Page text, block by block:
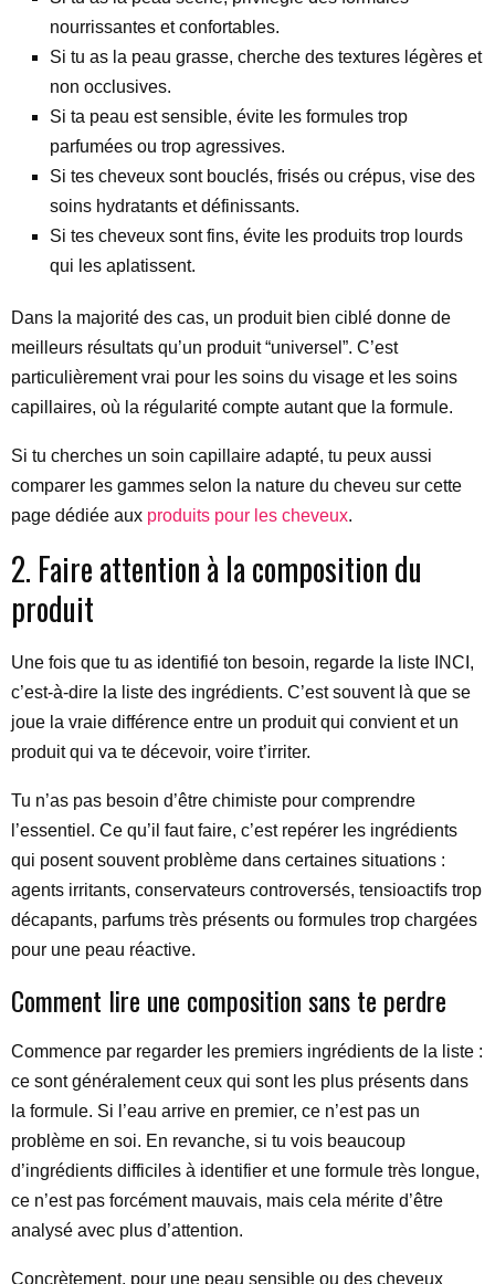
nourrissantes et confortables.
Si tu as la peau grasse, cherche des textures légères et
non occlusives.
Si ta peau est sensible, évite les formules trop
parfumées ou trop agressives.
Si tes cheveux sont bouclés, frisés ou crépus, vise des
soins hydratants et définissants.
Si tes cheveux sont fins, évite les produits trop lourds
qui les aplatissent.
Dans la majorité des cas, un produit bien ciblé donne de
meilleurs résultats qu’un produit “universel”. C’est
particulièrement vrai pour les soins du visage et les soins
capillaires, où la régularité compte autant que la formule.
Si tu cherches un soin capillaire adapté, tu peux aussi
comparer les gammes selon la nature du cheveu sur cette
page dédiée aux produits pour les cheveux.
2. Faire attention à la composition du
produit
Une fois que tu as identifié ton besoin, regarde la liste INCI,
c’est-à-dire la liste des ingrédients. C’est souvent là que se
joue la vraie différence entre un produit qui convient et un
produit qui va te décevoir, voire t’irriter.
Tu n’as pas besoin d’être chimiste pour comprendre
l’essentiel. Ce qu’il faut faire, c’est repérer les ingrédients
qui posent souvent problème dans certaines situations :
agents irritants, conservateurs controversés, tensioactifs trop
décapants, parfums très présents ou formules trop chargées
pour une peau réactive.
Comment lire une composition sans te perdre
Commence par regarder les premiers ingrédients de la liste :
ce sont généralement ceux qui sont les plus présents dans
la formule. Si l’eau arrive en premier, ce n’est pas un
problème en soi. En revanche, si tu vois beaucoup
d’ingrédients difficiles à identifier et une formule très longue,
ce n’est pas forcément mauvais, mais cela mérite d’être
analysé avec plus d’attention.
Concrètement, pour une peau sensible ou des cheveux